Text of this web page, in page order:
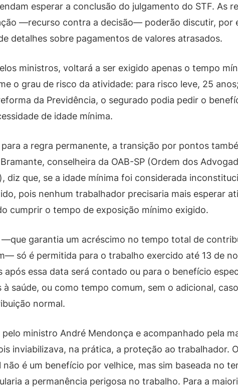
esperar a conclusão do julgamento do STF. As
—recurso contra a decisão— poderão discutir, por
detalhes sobre pagamentos de valores atrasados.
ministros, voltará a ser exigido apenas o tempo
o grau de risco da atividade: para risco leve, 25
da Previdência, o segurado podia pedir o
de idade mínima.
a regra permanente, a transição por pontos
conselheira da OAB-SP (Ordem dos
diz que, se a idade mínima foi considerada
pois nenhum trabalhador precisaria mais esperar
cumprir o tempo de exposição mínimo exigido.
garantia um acréscimo no tempo total de
só é permitida para o trabalho exercido até 13 de
após essa data será contado ou para o benefício
saúde, ou como tempo comum, sem o adicional,
normal.
ministro André Mendonça e acompanhado pela
inviabilizava, na prática, a proteção ao trabalhador.
é um benefício por velhice, mas sim baseada no
a permanência perigosa no trabalho. Para a